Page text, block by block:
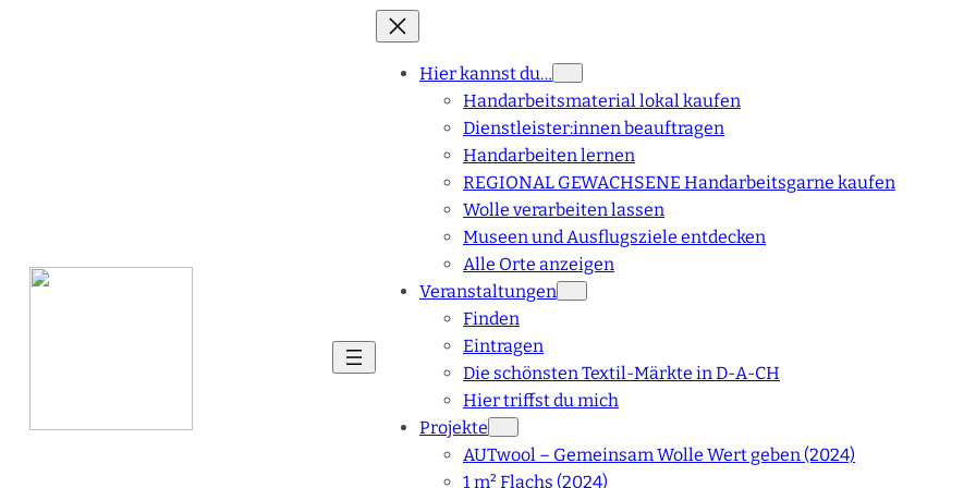
Hier kannst du…
Handarbeitsmaterial lokal kaufen
Dienstleister:innen beauftragen
Handarbeiten lernen
REGIONAL GEWACHSENE Handarbeitsgarne kaufen
Wolle verarbeiten lassen
Museen und Ausflugsziele entdecken
Alle Orte anzeigen
Veranstaltungen
Finden
Eintragen
Die schönsten Textil-Märkte in D-A-CH
Hier triffst du mich
Projekte
AUTwool – Gemeinsam Wolle Wert geben (2024)
1 m² Flachs (2024)